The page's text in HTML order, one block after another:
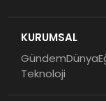
KURUMSAL
GündemDünya
Teknoloji